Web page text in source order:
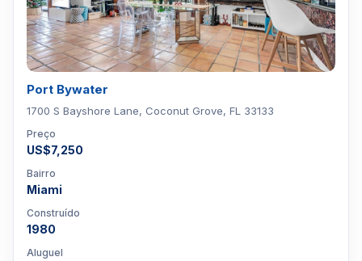
Port Bywater
1700 S Bayshore Lane, Coconut Grove, FL 33133
Preço
US$7,250
Bairro
Miami
Construído
1980
Aluguel